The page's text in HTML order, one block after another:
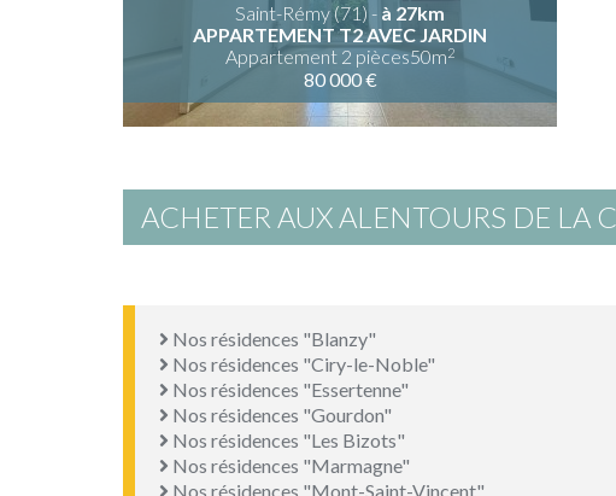
Saint-Rémy (71) - à 27km
APPARTEMENT T2 AVEC JARDIN
Appartement 2 pièces50m2
80 000 €
ACHETER AUX ALENTOURS DE LA
Nos résidences "Blanzy"
Nos résidences "Ciry-le-Noble"
Nos résidences "Essertenne"
Nos résidences "Gourdon"
Nos résidences "Les Bizots"
Nos résidences "Marmagne"
Nos résidences "Mont-Saint-Vincent"